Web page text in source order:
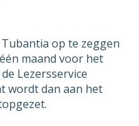
van mijn
u verstrekt heb bij
wil ik
op te zeggen
maand voor het
Lezersservice
wordt dan aan het